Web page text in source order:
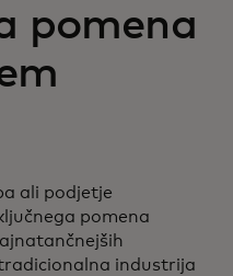
pomena
ali podjetje
pomena
industrija